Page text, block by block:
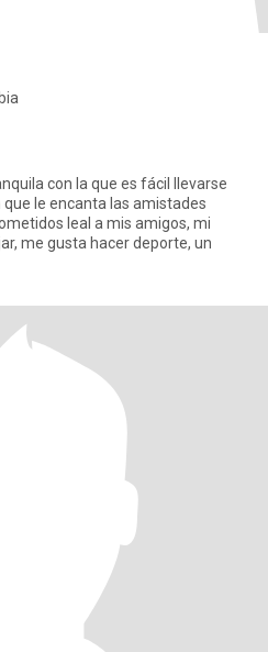
con la que es fácil llevarse
me gusta hacer deporte, un